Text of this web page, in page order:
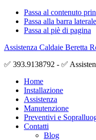
Passa al contenuto
Passa alla barra
Passa al piè di pagina
Assistenza Caldaie Beretta
✅ 393.9138792 - ✅
Home
Installazione
Assistenza
Manutenzione
Preventivi e
Contatti
Blog